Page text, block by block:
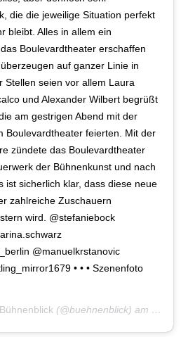
die die jeweilige Situation perfekt
bleibt. Alles in allem ein
Boulevardtheater erschaffen
auf ganzer Linie in
Stellen seien vor allem Laura
und Alexander Wilbert begrüßt
am gestrigen Abend mit der
Boulevardtheater feierten. Mit der
zündete das Boulevardtheater
der Bühnenkunst und nach
ist sicherlich klar, dass diese neue
zahlreiche Zuschauern
wird. @stefaniebock
@manuelkrstanovic
• • • Szenenfoto
Bühnenblick (@buehnenblick) am Okt 28,